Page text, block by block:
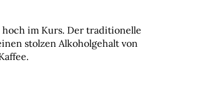
hoch im Kurs. Der traditionelle
stolzen Alkoholgehalt von